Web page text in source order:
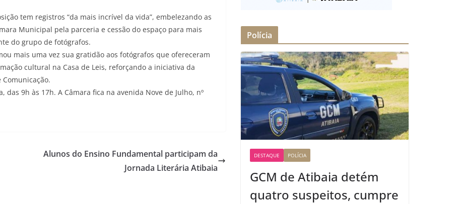
tem registros “da mais incrível da vida”, embelezando as
Municipal pela parceria e cessão do espaço para mais
do grupo de fotógrafos.
mais uma vez sua gratidão aos fotógrafos que ofereceram
cultural na Casa de Leis, reforçando a iniciativa da
das 9h às 17h. A Câmara fica na avenida Nove de Julho, nº
Alunos do Ensino Fundamental participam da
Jornada Literária Atibaia
Polícia
DESTAQUE POLÍCIA
GCM de Atibaia detém
quatro suspeitos, cumpre